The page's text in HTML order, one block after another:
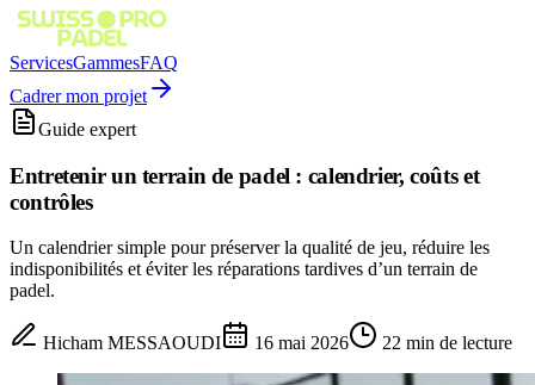
ServicesGammesFAQ
Cadrer mon projet
Guide expert
Entretenir un terrain de padel : calendrier, coûts et
contrôles
Un calendrier simple pour préserver la qualité de jeu, réduire les
indisponibilités et éviter les réparations tardives d’un terrain de
padel.
Hicham MESSAOUDI 16 mai 2026 22 min de lecture